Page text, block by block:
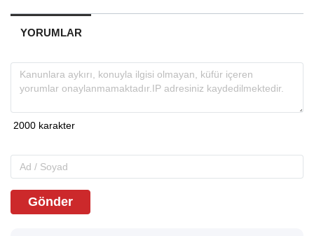
YORUMLAR
Gönder